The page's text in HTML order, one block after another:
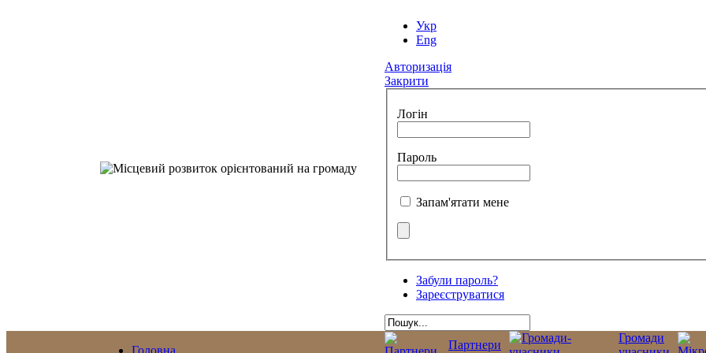
Укр
Eng
Авторизація
Закрити
Логін
Пароль
Запам'ятати мене
Забули пароль?
Зареєструватися
Головна
Партнери
Громади